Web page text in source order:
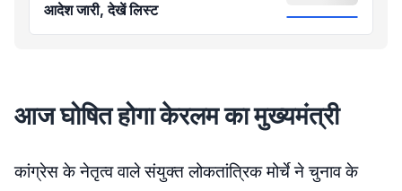
आदेश जारी, देखें लिस्ट
आज घोषित होगा केरलम का मुख्यमंत्री
कांग्रेस के नेतृत्व वाले संयुक्त लोकतांत्रिक मोर्चे ने चुनाव के